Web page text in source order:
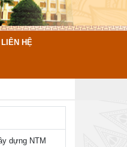
LIÊN HỆ
dựng NTM